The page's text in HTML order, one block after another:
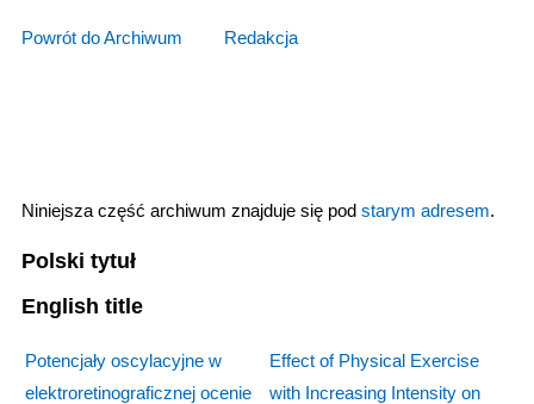
Powrót do Archiwum Redakcja
Niniejsza część archiwum znajduje się pod starym adresem.
Polski tytuł
English title
Potencjały oscylacyjne w
elektroretinograficznej ocenie
Effect of Physical Exercise
with Increasing Intensity on